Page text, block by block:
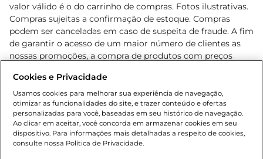
valor válido é o do carrinho de compras. Fotos ilustrativas.
Compras sujeitas a confirmação de estoque. Compras
podem ser canceladas em caso de suspeita de fraude. A fim
de garantir o acesso de um maior número de clientes as
nossas promoções, a compra de produtos com preços
cliente. Os preços, ofertas e condições são exclusivos para
o e-commerce e válidos durante o dia de hoje, podendo
sofrer alterações sem prévia notificação. Proibida a venda
de bebidas alcoólicas para menores de 18 anos, conforme
Lei n.º 8069/90, art. 81, inciso II (Estatuto da Criança e do
Adolescente). Preços e condições exclusivos para o
Cookies e Privacidade
Usamos cookies para melhorar sua experiência de navegação,
otimizar as funcionalidades do site, e trazer conteúdo e ofertas
personalizadas para você, baseadas em seu histórico de navegação.
Ao clicar em aceitar, você concorda em armazenar cookies em seu
dispositivo. Para informações mais detalhadas a respeito de cookies,
consulte nossa Política de Privacidade.